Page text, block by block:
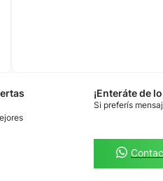
¡Enteráte de
Si preferís